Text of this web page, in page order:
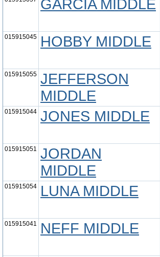
GARCIA MIDDLE
015915045 HOBBY MIDDLE
015915055 JEFFERSON
MIDDLE
015915044 JONES MIDDLE
015915051 JORDAN
MIDDLE
015915054 LUNA MIDDLE
015915041 NEFF MIDDLE